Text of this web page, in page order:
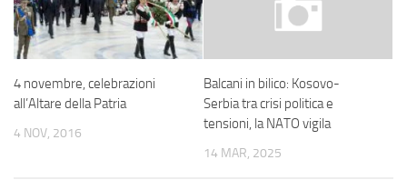
4 novembre, celebrazioni
all’Altare della Patria
4 NOV, 2016
Balcani in bilico: Kosovo-
Serbia tra crisi politica e
tensioni, la NATO vigila
14 MAR, 2025